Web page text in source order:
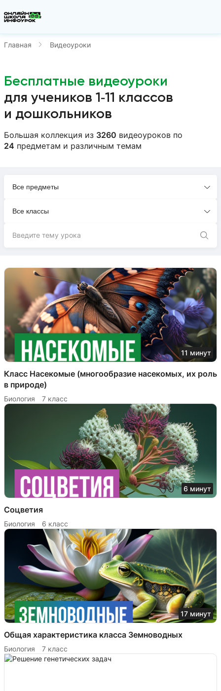
Главная Видеоуроки
Бесплатные видеоуроки
для учеников 1‑11 классов
и дошкольников
Большая коллекция из 3260 видеоуроков по
24 предметам и различным темам
Все предметы
Все классы
11 минут
Класс Насекомые (многообразие насекомых, их роль
в природе)
Биология 7 класс
6 минут
Соцветия
Биология 6 класс
17 минут
Общая характеристика класса Земноводных
Биология 7 класс